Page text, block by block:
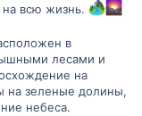
на всю жизнь.
в
лесами и
на
на зеленые долины,
небеса.